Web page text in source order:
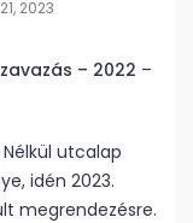
2023
– 2022 –
utcalap
idén 2023.
megrendezésre.